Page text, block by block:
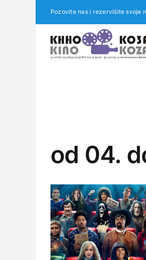
Pozovite nas i rezervišite svoje
od 04.